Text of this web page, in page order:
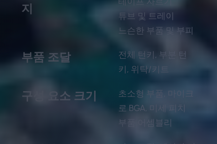
지
튜브 및 트레이
느슨한 부품 및 부피
부품 조달
전체 턴키, 부분 턴
키, 위탁/키트
구성 요소 크기
초소형 부품, 마이크
로 BGA, 미세 피치
부품 어셈블리